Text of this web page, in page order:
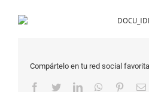
Compártelo en tu red social favorita
Facebook
TwitterLinkedInWhatsApp